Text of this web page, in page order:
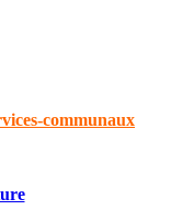
communaux